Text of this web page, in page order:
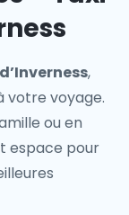
,
votre voyage.
ou en
espace pour